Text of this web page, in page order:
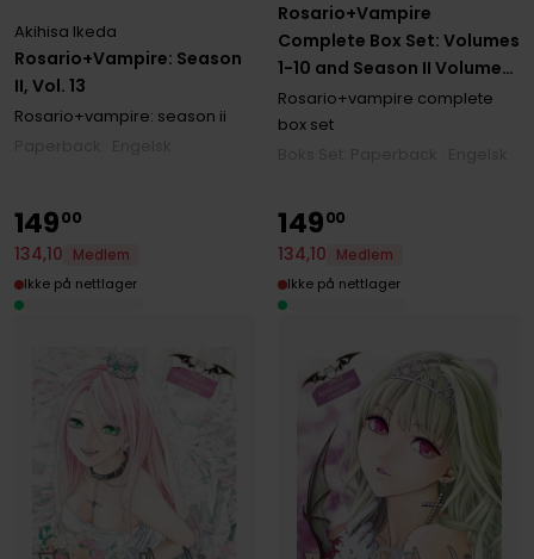
Rosario+Vampire: Season
II, Vol. 13
Akihisa Ikeda
Rosario+vampire: season ii
Rosario+Vampire
Complete Box Set: Volumes
1-10 and Season II Volumes
1-14 with Premium
Rosario+vampire complete
box set
14900
134,10
Medlem
Ikke på nettlager
14900
134,10
Medlem
Ikke på nettlager